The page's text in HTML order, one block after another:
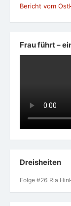
Bericht vom
Frau führt –
Dreisheiten
Folge #26 Ria